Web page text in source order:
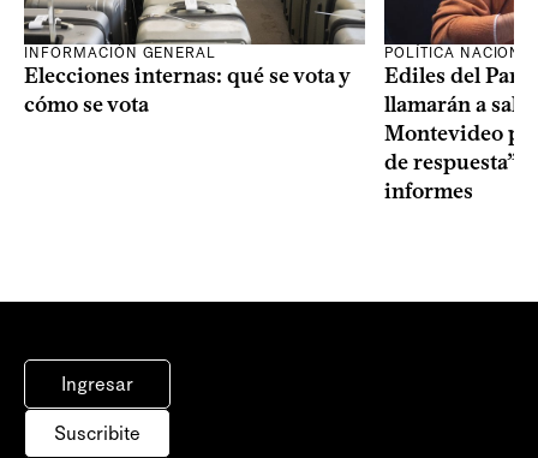
INFORMACIÓN GENERAL
Elecciones internas: qué se vota y
cómo se vota
POLÍTICA
Ediles del
llamarán a sala
Montevideo
de respuesta”
informes
Ingresar
Suscribite